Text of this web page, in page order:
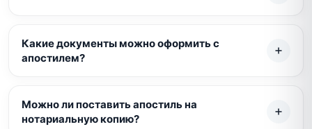
Какие документы можно оформить с
апостилем?
Можно ли поставить апостиль на
нотариальную копию?